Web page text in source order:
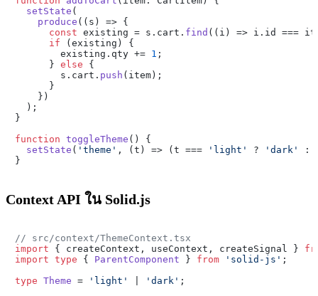
setState (
produce ( ( s ) => {
const existing = s. cart . find ( ( i ) => i. id
===
if (existing) {
        existing.
qty += 1 ;
      }
else {
        s.
cart . push (item);
      }
    })
  );
}
function toggleTheme ( ) {
setState ( 'theme' , ( t ) => (t === 'light' ? 'dark' :
Context API ใน Solid.js
// src/context/ThemeContext.tsx
import { createContext, useContext, createSignal }
import type { ParentComponent } from 'solid-js' ;
type Theme = 'light' 'dark' ;